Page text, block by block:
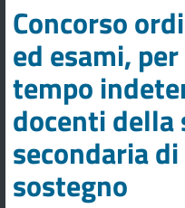
Concorso
ed esami,
tempo
docenti della
secondaria
sostegno